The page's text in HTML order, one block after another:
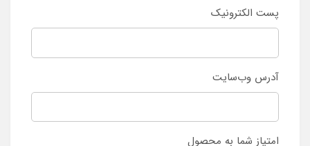
پست الکترونیک
آدرس وب‌سایت
امتیاز شما به محصول